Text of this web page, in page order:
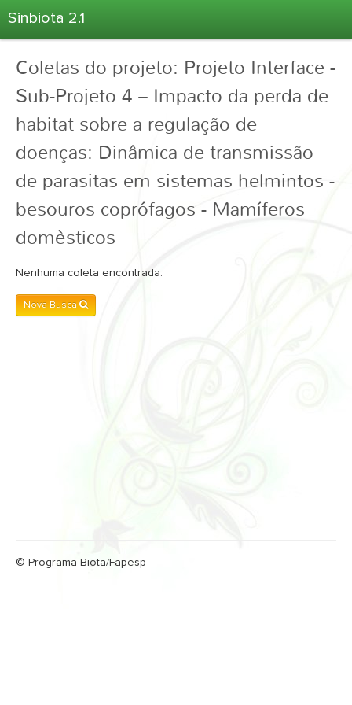
Sinbiota 2.1
Informações Ambientais
Coletas
Projetos
Unidades Depositárias
Árvore Taxonômica
Login
Coletas do projeto: Projeto Interface -
Sub-Projeto 4 – Impacto da perda de
habitat sobre a regulação de
doenças: Dinâmica de transmissão
de parasitas em sistemas helmintos -
besouros coprófagos - Mamíferos
domèsticos
Nenhuma coleta encontrada.
Nova Busca
© Programa Biota/Fapesp